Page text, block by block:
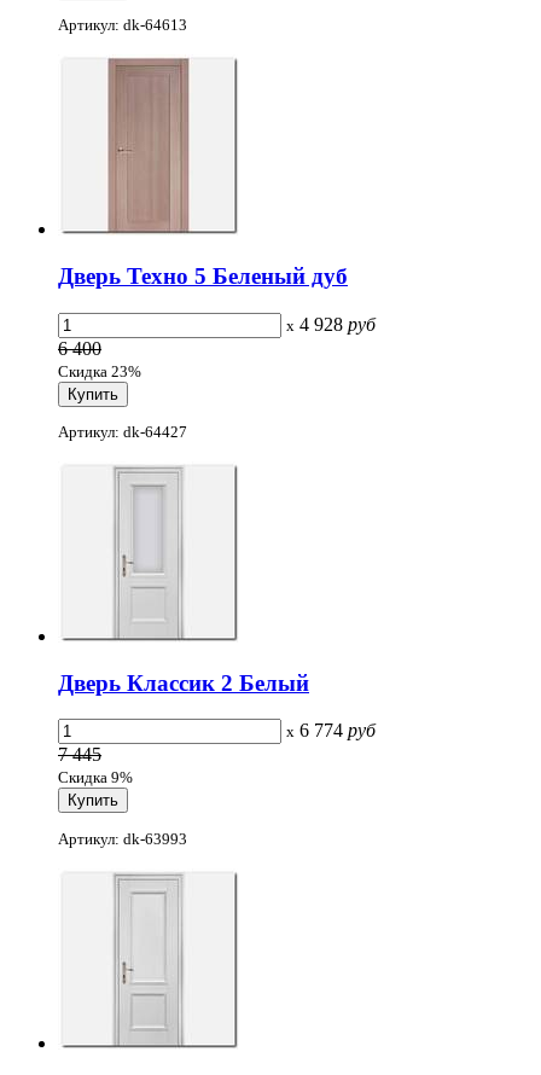
Артикул: dk-64613
Дверь Техно 5 Беленый дуб
x 4 928 руб
6 400
Скидка 23%
Артикул: dk-64427
Дверь Классик 2 Белый
x 6 774 руб
7 445
Скидка 9%
Артикул: dk-63993